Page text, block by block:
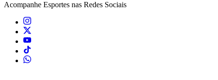
Acompanhe Esportes nas Redes Sociais